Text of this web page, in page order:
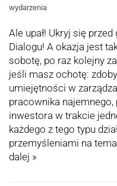
wydarzenia
Ale upał! Ukryj się
Dialogu! A okazja jest
sobotę, po raz kolejny
jeśli masz ochotę:
umiejętności w
pracownika najemnego,
inwestora w trakcie
każdego z tego typu
przemyśleniami na
dalej »